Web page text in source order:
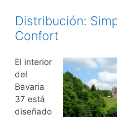
Distribución:
Confort
El interior
del
Bavaria
37 está
diseñado